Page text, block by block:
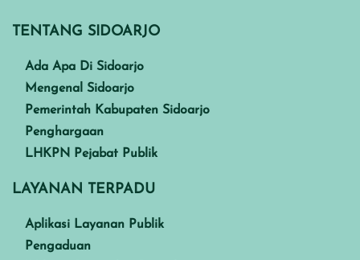
TENTANG SIDOARJO
Ada Apa Di Sidoarjo
Mengenal Sidoarjo
Pemerintah Kabupaten Sidoarjo
Penghargaan
LHKPN Pejabat Publik
LAYANAN TERPADU
Aplikasi Layanan Publik
Pengaduan